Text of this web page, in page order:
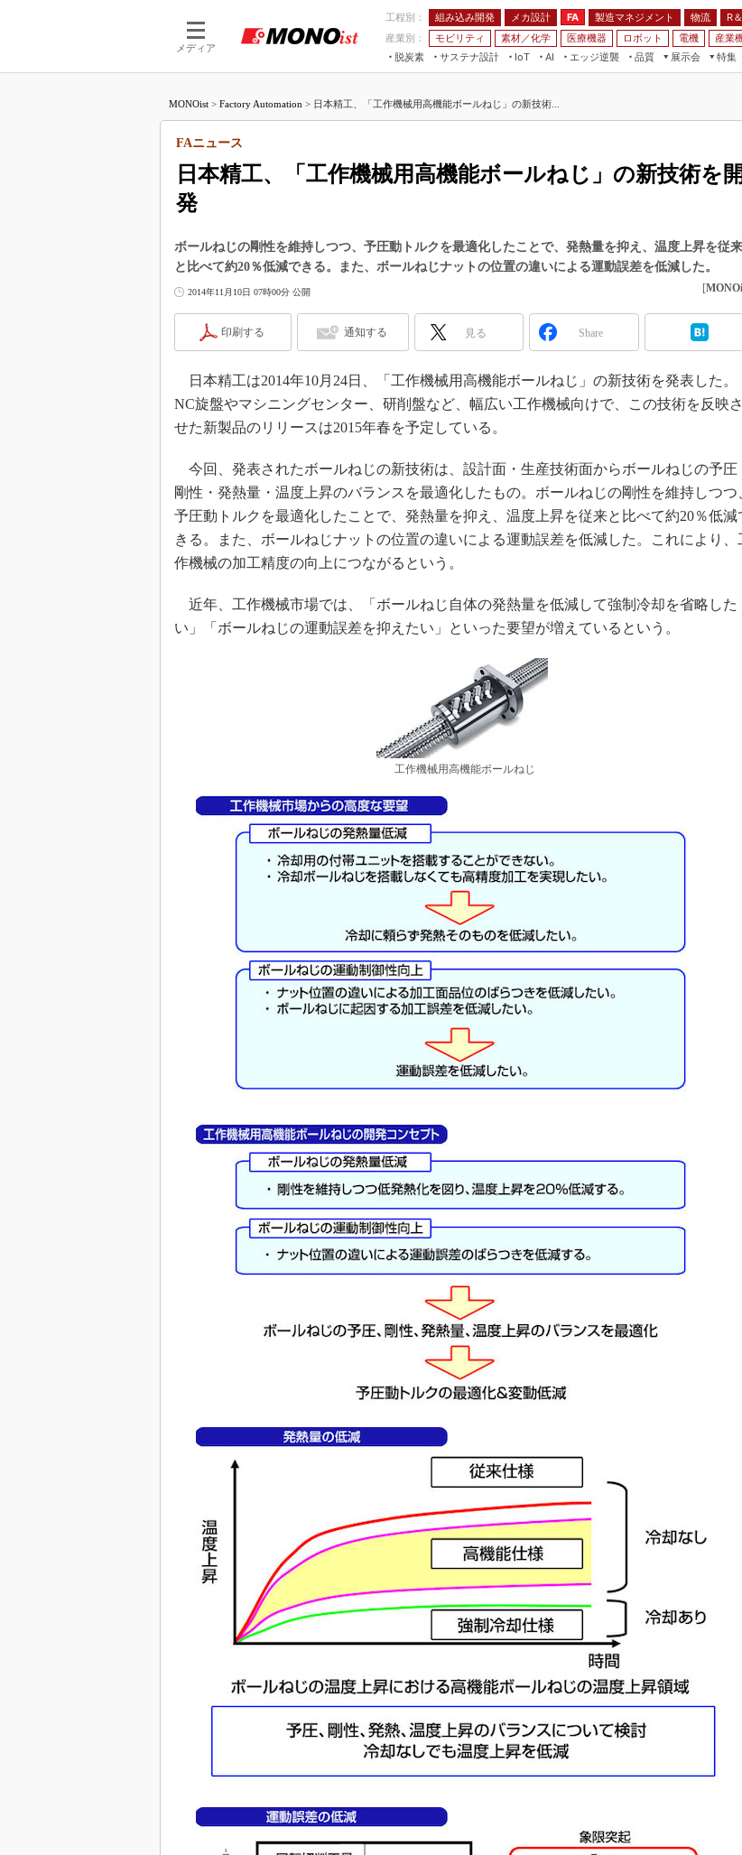
メディア
工程別： 組み込み開発 メカ設計 FA 製造マネジメント 物流 R
産業別：
モビリティ 素材／化学 医療機器 ロボット 電機 産業
脱炭素
サステナ設計
IoT
つながる工場
AI
AI×設備保全
エッジ逆襲 品質
展示会
JIMTOF
IIFES
TECHNO-FRONTIER
スマート工場EXPO
EdgeTech+
AUTOMOTIVE WORLD
特集
つながるクルマ
フィールドサービス
組み込み画像技術
組み込みモデリング
車載ソフト開発
ISO26262
無償設計ツール
3Dプリンタ
S＆OP
インダストリー4.0
イノベーション
製造業ビッグデータ
植物工場
知財マネジメント
海外生産
グローバル設計・開発
モビリティ
MONOist > Factory Automation > 日本精工、「工作機械用高機能ボールねじ」の新技術...
日本精工、「工作機械用高機能ボールねじ」の新技術を開
発
FAニュース
ボールねじの剛性を維持しつつ、予圧動トルクを最適化したことで、発熱量を抑え、温度上昇を従来
と比べて約20％低減できる。また、ボールねじナットの位置の違いによる運動誤差を低減した。
2014年11月10日 07時00分 公開 [
印刷する 通知する 見る Share
日本精工は2014年10月24日、「工作機械用高機能ボールねじ」の新技術を発表した。
NC旋盤やマシニングセンター、研削盤など、幅広い工作機械向けで、この技術を反映さ
せた新製品のリリースは2015年春を予定している。
今回、発表されたボールねじの新技術は、設計面・生産技術面からボールねじの予圧
剛性・発熱量・温度上昇のバランスを最適化したもの。ボールねじの剛性を維持しつつ
予圧動トルクを最適化したことで、発熱量を抑え、温度上昇を従来と比べて約20％低減
きる。また、ボールねじナットの位置の違いによる運動誤差を低減した。これにより、
作機械の加工精度の向上につながるという。
近年、工作機械市場では、「ボールねじ自体の発熱量を低減して強制冷却を省略した
い」「ボールねじの運動誤差を抑えたい」といった要望が増えているという。
工作機械用高機能ボールねじ